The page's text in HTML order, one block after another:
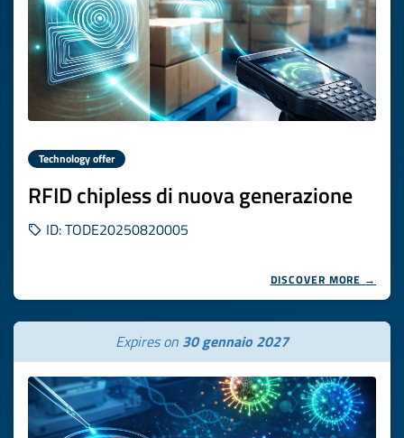
Technology offer
RFID chipless di nuova generazione
ID: TODE20250820005
DISCOVER MORE →
Expires on 30 gennaio 2027